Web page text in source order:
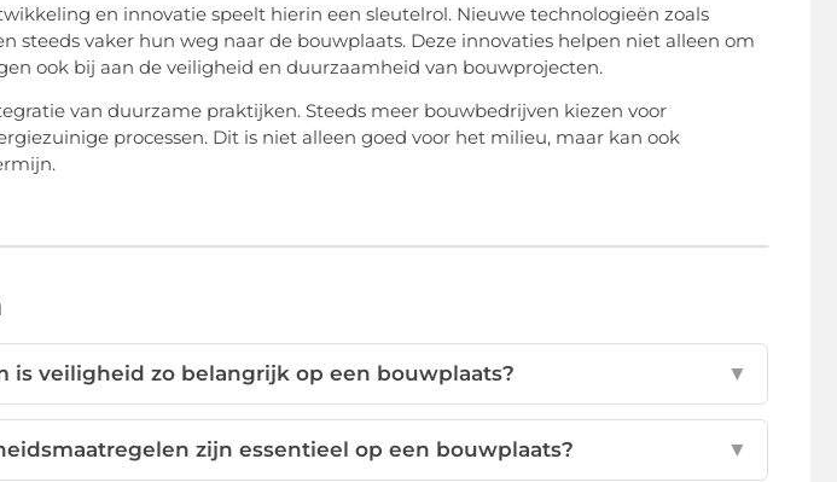
en innovatie speelt hierin een sleutelrol. Nieuwe technologieën zoals
steeds vaker hun weg naar de bouwplaats. Deze innovaties helpen niet alleen om
ook bij aan de veiligheid en duurzaamheid van bouwprojecten.
van duurzame praktijken. Steeds meer bouwbedrijven kiezen voor
processen. Dit is niet alleen goed voor het milieu, maar kan ook
is veiligheid zo belangrijk op een bouwplaats? ▼
zijn essentieel op een bouwplaats? ▼